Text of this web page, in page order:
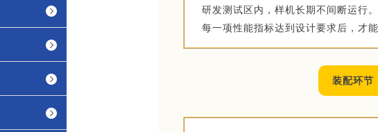
研发测试区内，样机长期不间断运行
每一项性能指标达到设计要求后，才能
装配环节